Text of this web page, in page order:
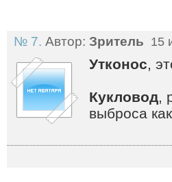
№ 7. Автор: Зритель 15
Утконос,
Кукловод,
выброса